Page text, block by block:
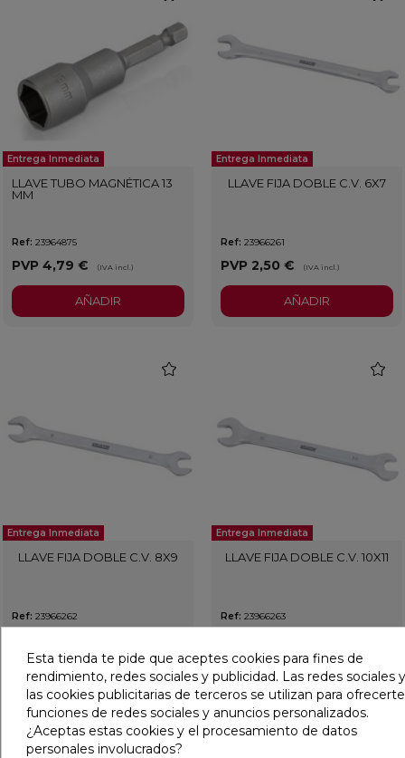
Entrega Inmediata
LLAVE TUBO MAGNÉTICA 13
MM
Ref: 23964875
PVP 4,79 € (IVA incl.)
AÑADIR
Entrega Inmediata
LLAVE FIJA DOBLE C.V. 6X7
Ref: 23966261
PVP 2,50 € (IVA incl.)
AÑADIR
Entrega Inmediata
LLAVE FIJA DOBLE C.V. 8X9
Ref: 23966262
AÑADIR
Entrega Inmediata
LLAVE FIJA DOBLE C.V. 10X11
Ref: 23966263
AÑADIR
favorite
Esta tienda te pide que aceptes cookies para fines de
rendimiento, redes sociales y publicidad. Las redes sociales y
las cookies publicitarias de terceros se utilizan para ofrecerte
funciones de redes sociales y anuncios personalizados.
¿Aceptas estas cookies y el procesamiento de datos
personales involucrados?